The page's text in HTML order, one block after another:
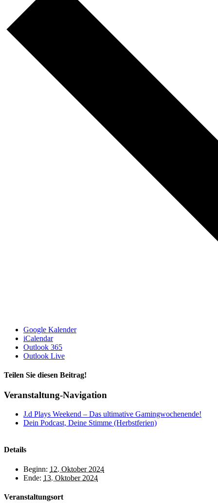
Google Kalender
iCalendar
Outlook 365
Outlook Live
Teilen Sie diesen Beitrag!
Facebook
X
Reddit
LinkedIn
WhatsApp
Telegram
Tumblr
Pinterest
Vk
Xing
E-
Veranstaltung-Navigation
J.d Plays Weekend – Das ultimative Gamingwochenende!
Dein Podcast, Deine Stimme (Herbstferien)
Details
Beginn: 12. Oktober 2024
Ende: 13. Oktober 2024
Veranstaltungsort